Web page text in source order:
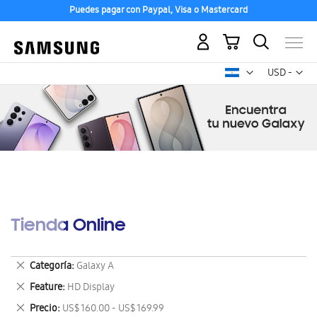
Puedes pagar con Paypal, Visa o Mastercard
USD -
dólar
Mi carrito
Tienda Online
Categoría Galaxy A
Eliminar
este
artículo
Feature HD Display
Eliminar
este
Precio US$ 160.00 - US$ 169.99
Eliminar